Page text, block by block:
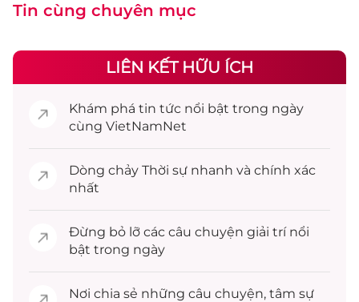
Tin cùng chuyên mục
LIÊN KẾT HỮU ÍCH
Khám phá tin tức nổi bật trong ngày
cùng VietNamNet
Dòng chảy Thời sự nhanh và chính xác
nhất
Đừng bỏ lỡ các câu chuyện giải trínổi
bật trong ngày
Nơi chia sẻ những câu chuyện, tâm sự